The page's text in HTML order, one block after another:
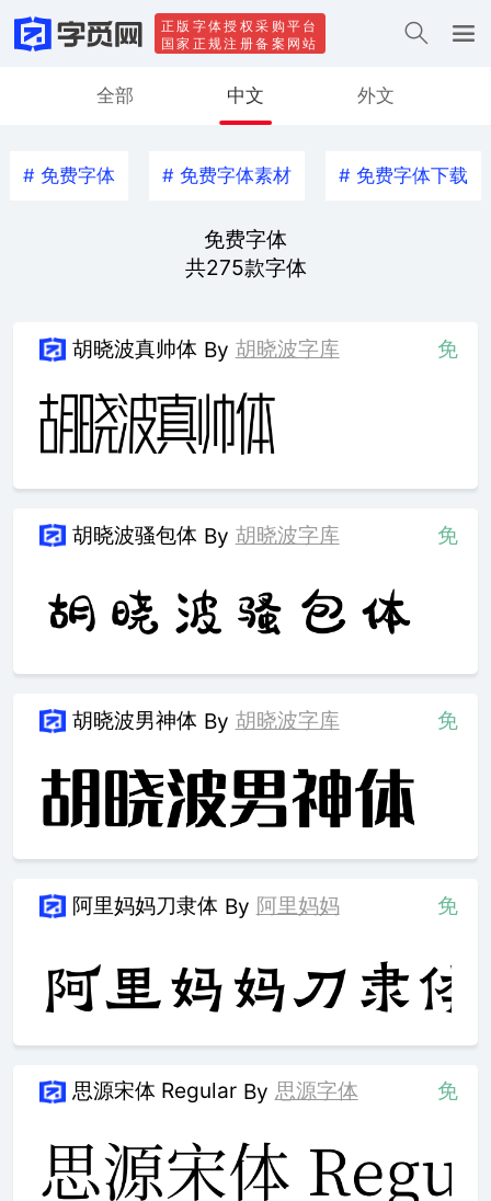
正版字体授权采购平台
国家正规注册备案网站
全部 中文 外文
# 免费字体 # 免费字体素材 # 免费字体下载
免费字体
共275款字体
胡晓波真帅体 By 胡晓波字库 免
胡晓波骚包体 By 胡晓波字库 免
胡晓波男神体 By 胡晓波字库 免
阿里妈妈刀隶体 By 阿里妈妈 免
思源宋体 Regular By 思源字体 免